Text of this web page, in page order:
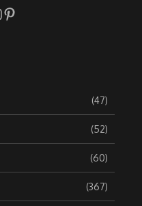
(47)
(52)
(60)
(367)